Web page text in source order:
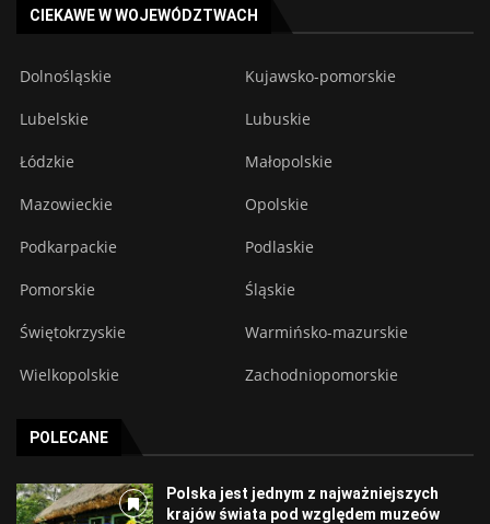
CIEKAWE W WOJEWÓDZTWACH
Dolnośląskie Kujawsko-pomorskie
Lubelskie Lubuskie
Łódzkie Małopolskie
Mazowieckie Opolskie
Podkarpackie Podlaskie
Pomorskie Śląskie
Świętokrzyskie Warmińsko-mazurskie
Wielkopolskie Zachodniopomorskie
POLECANE
Polska jest jednym z najważniejszych
krajów świata pod względem muzeów